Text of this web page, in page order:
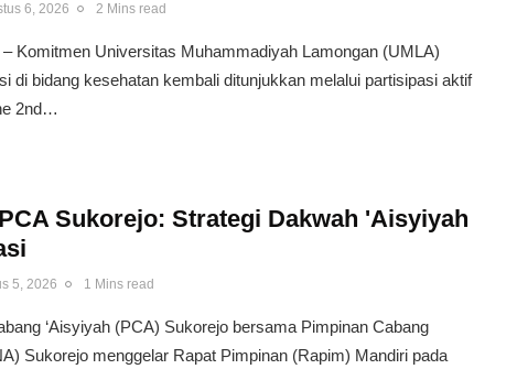
6, 2026 2 Mins read
Komitmen Universitas Muhammadiyah Lamongan (UMLA)
di bidang kesehatan kembali ditunjukkan melalui partisipasi aktif
2nd…
Sukorejo: Strategi Dakwah 'Aisyiyah
5, 2026 1 Mins read
‘Aisyiyah (PCA) Sukorejo bersama Pimpinan Cabang
Sukorejo menggelar Rapat Pimpinan (Rapim) Mandiri pada